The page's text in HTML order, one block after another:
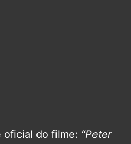
oficial do filme: “Peter